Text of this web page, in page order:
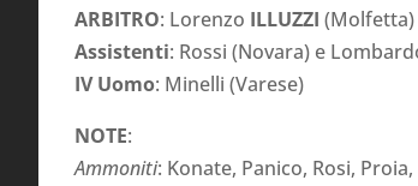
ARBITRO: Lorenzo ILLUZZI (Molfetta)
Assistenti: Rossi (Novara) e
IV Uomo: Minelli (Varese)
NOTE:
Ammoniti: Konate, Panico, Rosi, Proia,